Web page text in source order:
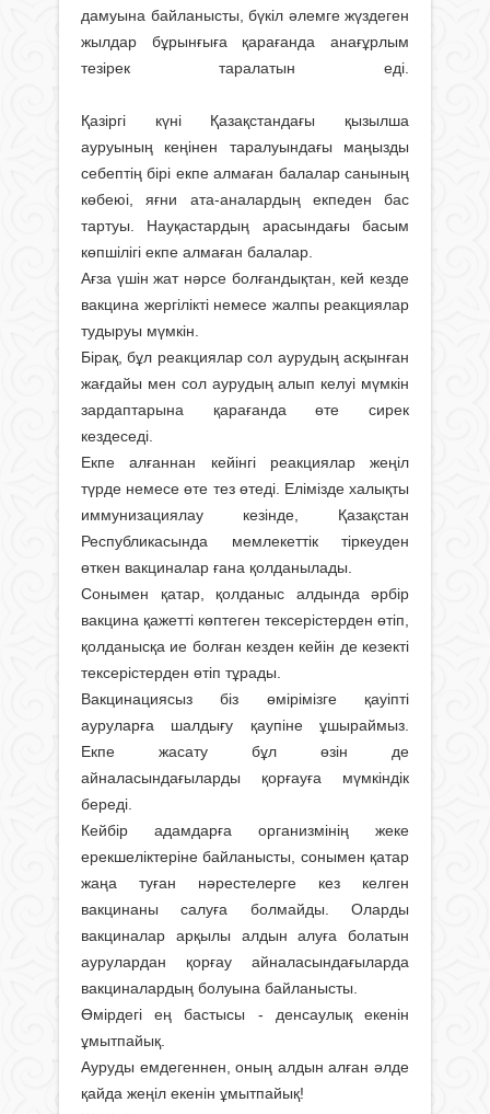
дамуына байланысты, бүкіл әлемге жүздеген
жылдар бұрынғыға қарағанда анағұрлым
тезірек таралатын еді.
Қазіргі күні Қазақстандағы қызылша
ауруының кеңінен таралуындағы маңызды
себептің бірі екпе алмаған балалар санының
көбеюі, яғни ата-аналардың екпеден бас
тартуы. Науқастардың арасындағы басым
көпшілігі екпе алмаған балалар.
Ағза үшін жат нәрсе болғандықтан, кей кезде
вакцина жергілікті немесе жалпы реакциялар
тудыруы мүмкін.
Бірақ, бұл реакциялар сол аурудың асқынған
жағдайы мен сол аурудың алып келуі мүмкін
зардаптарына қарағанда өте сирек
кездеседі.
Екпе алғаннан кейінгі реакциялар жеңіл
түрде немесе өте тез өтеді. Елімізде халықты
иммунизациялау кезінде, Қазақстан
Республикасында мемлекеттік тіркеуден
өткен вакциналар ғана қолданылады.
Сонымен қатар, қолданыс алдында әрбір
вакцина қажетті көптеген тексерістерден өтіп,
қолданысқа ие болған кезден кейін де кезекті
тексерістерден өтіп тұрады.
Вакцинациясыз біз өмірімізге қауіпті
ауруларға шалдығу қаупіне ұшыраймыз.
Екпе жасату бұл өзін де
айналасындағыларды қорғауға мүмкіндік
береді.
Кейбір адамдарға организмінің жеке
ерекшеліктеріне байланысты, сонымен қатар
жаңа туған нәрестелерге кез келген
вакцинаны салуға болмайды. Оларды
вакциналар арқылы алдын алуға болатын
аурулардан қорғау айналасындағыларда
вакциналардың болуына байланысты.
Өмірдегі ең бастысы - денсаулық екенін
ұмытпайық.
Ауруды емдегеннен, оның алдын алған әлде
қайда жеңіл екенін ұмытпайық!